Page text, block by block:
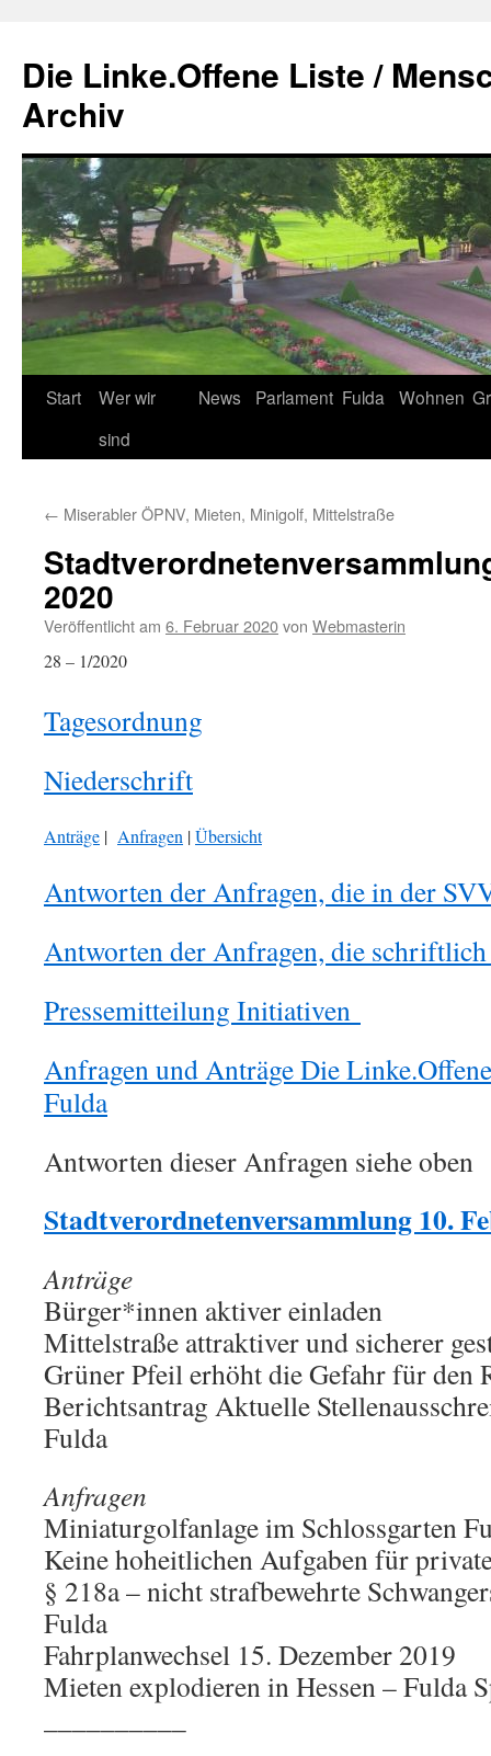
springen
Die Linke.Offene Liste /
Archiv
Start
Wer wir
sind
News Parlament Fulda Wohnen
← Miserabler ÖPNV, Mieten, Minigolf, Mittelstraße
2020
Veröffentlicht am 6. Februar 2020von Webmasterin
28 – 1/2020
Tagesordnung
Niederschrift
Anträge | Anfragen |Übersicht
Antworten der Anfragen, die in der
Antworten der Anfragen, die
Pressemitteilung Initiativen
Anfragen und Anträge Die
Fulda
Antworten dieser Anfragen siehe oben
Stadtverordnetenversammlung 10.
Anträge
Bürger*innen aktiver einladen
Mittelstraße attraktiver und sicherer
Grüner Pfeil erhöht die Gefahr für den
Berichtsantrag Aktuelle
Fulda
Anfragen
Miniaturgolfanlage im Schlossgarten
Keine hoheitlichen Aufgaben für
§ 218a – nicht strafbewehrte
Fulda
Fahrplanwechsel 15. Dezember 2019
Mieten explodieren in Hessen – Fulda